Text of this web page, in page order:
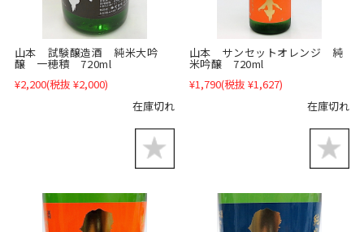
山本 試験醸造酒 純米大吟
醸 一穂積 720ml
¥2,200(税抜 ¥2,000)
在庫切れ
山本 サンセットオレンジ 純
米吟醸 720ml
¥1,790(税抜 ¥1,627)
在庫切れ